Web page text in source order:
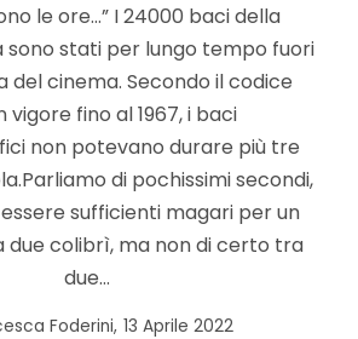
le ore…” I 24000 baci della
stati per lungo tempo fuori
cinema. Secondo il codice
vigore fino al 1967, i baci
non potevano durare più tre
di pochissimi secondi,
sufficienti magari per un
colibrì, ma non di certo tra
due…
Foderini Posted
13 Aprile 2022